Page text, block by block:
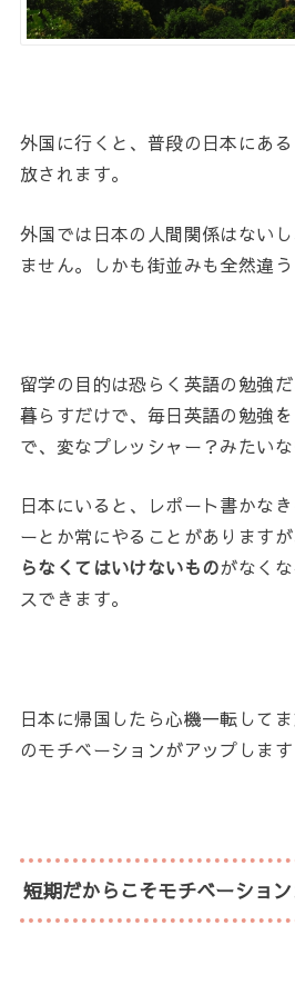
外国に行くと、普段の日本にあ
放されます。
外国では日本の人間関係はない
ません。しかも街並みも全然違う
留学の目的は恐らく英語の勉強
暮らすだけで、毎日英語の勉強
で、変なプレッシャー？みたいな
日本にいると、レポート書かな
ーとか常にやることがあります
らなくてはいけないものがなく
スできます。
日本に帰国したら心機一転して
のモチベーションがアップします
短期だからこそモチベーショ